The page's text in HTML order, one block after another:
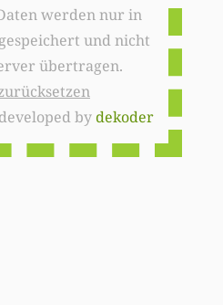
werden nur in
und nicht
übertragen.
developed bydekoder